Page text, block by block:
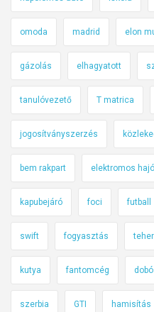
omoda madrid elon
gázolás elhagyatott
tanulóvezető T matrica
jogosítványszerzés
bem rakpart elektromos hajó
kapubejáró foci futball
swift fogyasztás
kutya fantomcég
szerbia GTI hamisítás